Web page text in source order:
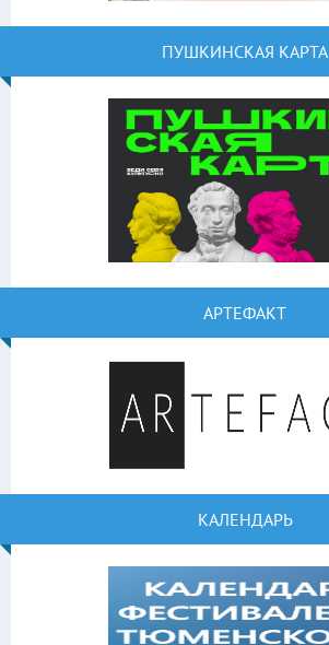
ПУШКИНСКАЯ КАРТА
АРТЕФАКТ
КАЛЕНДАРЬ